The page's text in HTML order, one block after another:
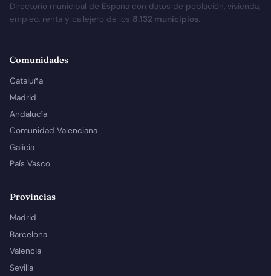
Directorio municipal de España con datos de población, vivienda,
empleo, renta y callejero de los 8.132 municipios.
Comunidades
Cataluña
Madrid
Andalucía
Comunidad Valenciana
Galicia
País Vasco
Provincias
Madrid
Barcelona
Valencia
Sevilla